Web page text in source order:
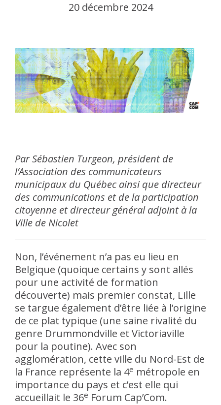
20 décembre 2024
Par Sébastien Turgeon, président de
l’Association des communicateurs
municipaux du Québec ainsi que directeur
des communications et de la participation
citoyenne et directeur général adjoint à la
Ville de Nicolet
Non, l’événement n’a pas eu lieu en
Belgique (quoique certains y sont allés
pour une activité de formation
découverte) mais premier constat, Lille
se targue également d’être liée à l’origine
de ce plat typique (une saine rivalité du
genre Drummondville et Victoriaville
pour la poutine). Avec son
agglomération, cette ville du Nord-Est de
la France représente la 4e métropole en
importance du pays et c’est elle qui
accueillait le 36e Forum Cap’Com.